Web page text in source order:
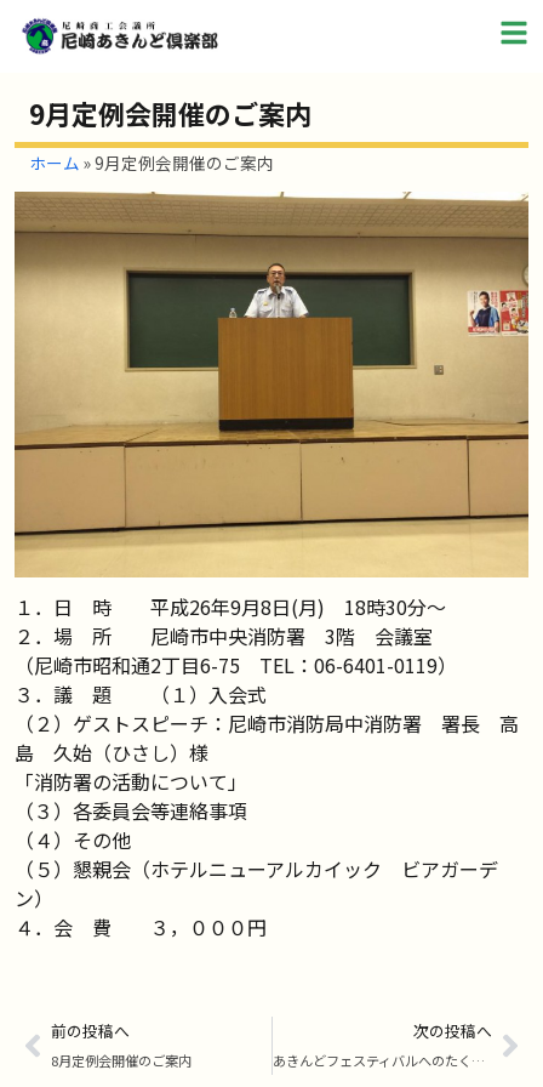
9月定例会開催のご案内
ホーム »9月定例会開催のご案内
１．日 時 平成26年9月8日(月) 18時30分～
２．場 所 尼崎市中央消防署 3階 会議室
（尼崎市昭和通2丁目6-75 TEL：06-6401-0119）
３．議 題 （１）入会式
（２）ゲストスピーチ：尼崎市消防局中消防署 署長 高
島 久始（ひさし）様
「消防署の活動について」
（３）各委員会等連絡事項
（４）その他
（５）懇親会（ホテルニューアルカイック ビアガーデ
ン）
４．会 費 ３，０００円
前の投稿へ
8月定例会開催のご案内
次の投稿へ
あきんどフェスティバルへのたくさんのご来場ありがとうございました